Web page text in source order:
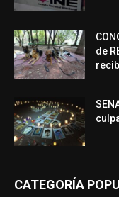
de
CATEGORÍA